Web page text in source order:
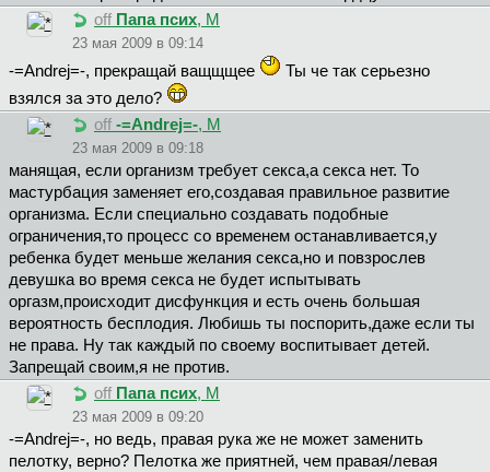
off Пaпa пcиx, М
23 мая 2009 в 09:14
-=Andrej=-, прекращай ващщщее
Ты че так серьезно
взялся за это дело?
off -=Andrej=-, М
23 мая 2009 в 09:18
мaнящaя, если организм требует секса,а секса нет. То
мастурбация заменяет его,создавая правильное развитие
организма. Если специально создавать подобные
ограничения,то процесс со временем останавливается,у
ребенка будет меньше желания секса,но и повзрослев
девушка во время секса не будет испытывать
оргазм,происходит дисфункция и есть очень большая
вероятность бесплодия. Любишь ты поспорить,даже если ты
не права. Ну так каждый по своему воспитывает детей.
Запрещай своим,я не против.
off Пaпa пcиx, М
23 мая 2009 в 09:20
-=Andrej=-, но ведь, правая рука же не может заменить
пелотку, верно? Пелотка же приятней, чем правая/левая